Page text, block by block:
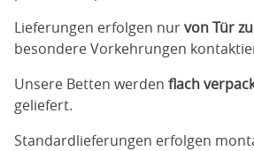
Lieferungen erfolgen nurvon Tür
besondere Vorkehrungen
Unsere Betten werden flach
geliefert.
Standardlieferungen erfolgen